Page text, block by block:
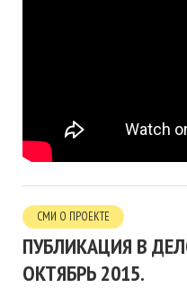
СМИ О ПРОЕКТЕ
ПУБЛИКАЦИЯ В
ОКТЯБРЬ 2015.